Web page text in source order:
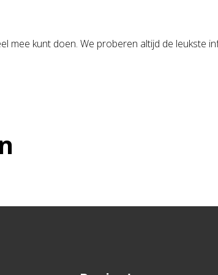
mee kunt doen. We proberen altijd de leukste